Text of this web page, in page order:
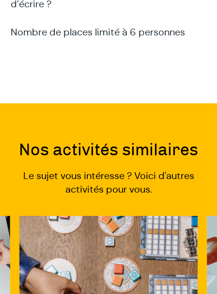
d’écrire ?
Nombre de places limité à 6 personnes
Nos activités similaires
Le sujet vous intéresse ? Voici d'autres
activités pour vous.
Voir
La
ludothèque
du
Mieux
-
Etre
de
à
et